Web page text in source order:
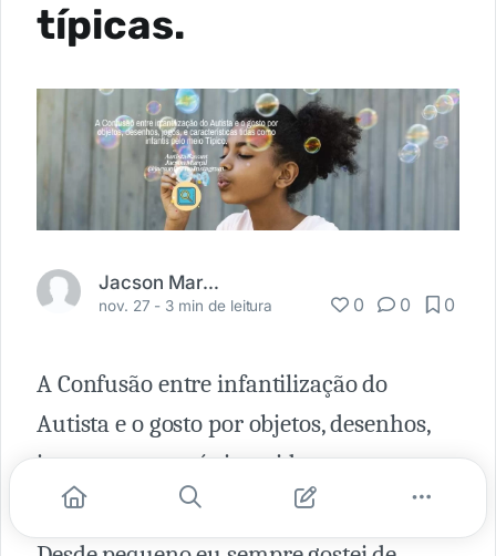
típicas.
Jacson Marçal
nov. 27 - 3 min de leitura 0 0 0
A Confusão entre infantilização do
Autista e o gosto por objetos, desenhos,
jogos, e características tidas como
infantis pelo meio Típico.